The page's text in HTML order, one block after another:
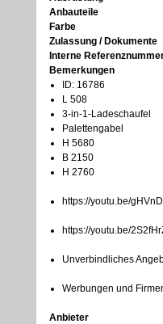
Anbauteile
Farbe
Zulassung / Dokumente
Interne
Bemerkungen
ID: 16786
L 508
3-in-1-Ladeschaufel
Palettengabel
H 5680
B 2150
H 2760
https://youtu.be/
https://youtu.be/
Unverbindliches
Werbungen und
Anbieter